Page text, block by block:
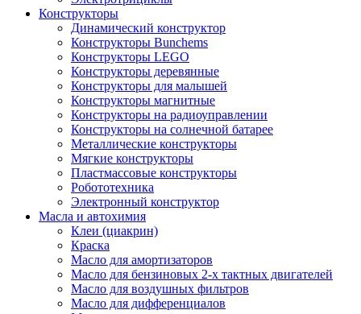
Конструкторы
Динамический конструктор
Конструкторы Bunchems
Конструкторы LEGO
Конструкторы деревянные
Конструкторы для малышей
Конструкторы магнитные
Конструкторы на радиоуправлении
Конструкторы на солнечной батарее
Металлические конструкторы
Мягкие конструкторы
Пластмассовые конструкторы
Робототехника
Электронный конструктор
Масла и автохимия
Клеи (циакрин)
Краска
Масло для амортизаторов
Масло для бензиновых 2-х тактных двигателей
Масло для воздушных фильтров
Масло для дифференциалов